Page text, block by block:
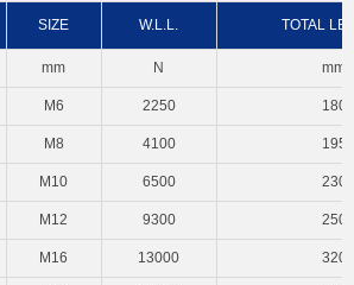
SIZE W.L.L. TOTAL
mm N mm
M6 2250 180
M8 4100 195
M10 6500 230
M12 9300 250
M16 13000 320